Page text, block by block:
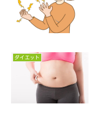
ダイエット